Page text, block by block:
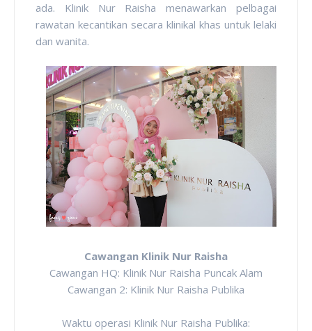
ada. Klinik Nur Raisha menawarkan pelbagai
rawatan kecantikan secara klinikal khas untuk lelaki
dan wanita.
Cawangan Klinik Nur Raisha
Cawangan HQ: Klinik Nur Raisha Puncak Alam
Cawangan 2: Klinik Nur Raisha Publika
Waktu operasi Klinik Nur Raisha Publika: